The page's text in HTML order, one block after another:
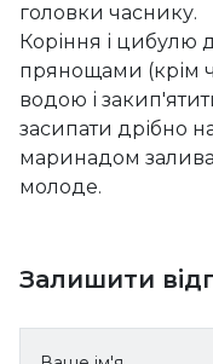
головки часнику.
Коріння і цибулю
прянощами (крім
водою і
засипати дрібно
маринадом
молоде.
Залишити